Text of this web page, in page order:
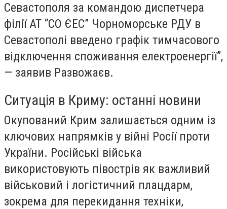
Севастополя за командою диспетчера
філії АТ “СО ЄЕС” Чорноморське РДУ в
Севастополі введено графік тимчасового
відключення споживання електроенергії”,
— заявив Развожаєв.
Ситуація в Криму: останні новини
Окупований Крим залишається одним із
ключових напрямків у війні Росії проти
України. Російські війська
використовують півострів як важливий
військовий і логістичний плацдарм,
зокрема для перекидання техніки,